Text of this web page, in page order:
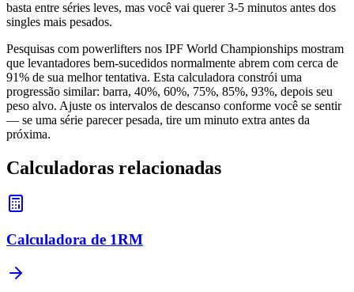
basta entre séries leves, mas você vai querer 3-5 minutos antes dos
singles mais pesados.
Pesquisas com powerlifters nos IPF World Championships mostram
que levantadores bem-sucedidos normalmente abrem com cerca de
91% de sua melhor tentativa. Esta calculadora constrói uma
progressão similar: barra, 40%, 60%, 75%, 85%, 93%, depois seu
peso alvo. Ajuste os intervalos de descanso conforme você se sentir
— se uma série parecer pesada, tire um minuto extra antes da
próxima.
Calculadoras relacionadas
Calculadora de 1RM